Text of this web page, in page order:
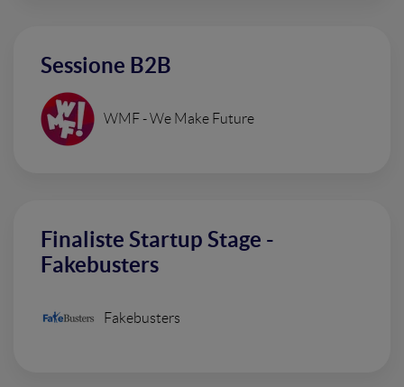
Sessione B2B
WMF - We Make Future
Finaliste Startup Stage -
Fakebusters
Fakebusters